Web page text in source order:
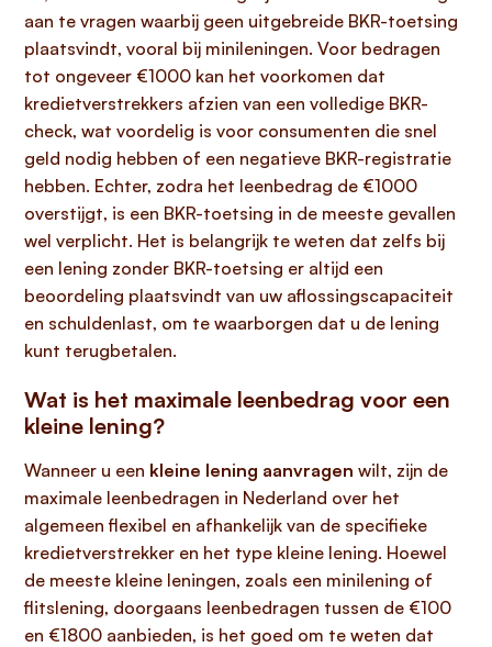
aan te vragen waarbij geen uitgebreide BKR-toetsing
plaatsvindt, vooral bij minileningen. Voor bedragen
tot ongeveer €1000 kan het voorkomen dat
kredietverstrekkers afzien van een volledige BKR-
check, wat voordelig is voor consumenten die snel
geld nodig hebben of een negatieve BKR-registratie
hebben. Echter, zodra het leenbedrag de €1000
overstijgt, is een BKR-toetsing in de meeste gevallen
wel verplicht. Het is belangrijk te weten dat zelfs bij
een lening zonder BKR-toetsing er altijd een
beoordeling plaatsvindt van uw aflossingscapaciteit
en schuldenlast, om te waarborgen dat u de lening
kunt terugbetalen.
Wat is het maximale leenbedrag voor een
kleine lening?
Wanneer u een kleine lening aanvragen wilt, zijn de
maximale leenbedragen in Nederland over het
algemeen flexibel en afhankelijk van de specifieke
kredietverstrekker en het type kleine lening. Hoewel
de meeste kleine leningen, zoals een minilening of
flitslening, doorgaans leenbedragen tussen de €100
en €1800 aanbieden, is het goed om te weten dat